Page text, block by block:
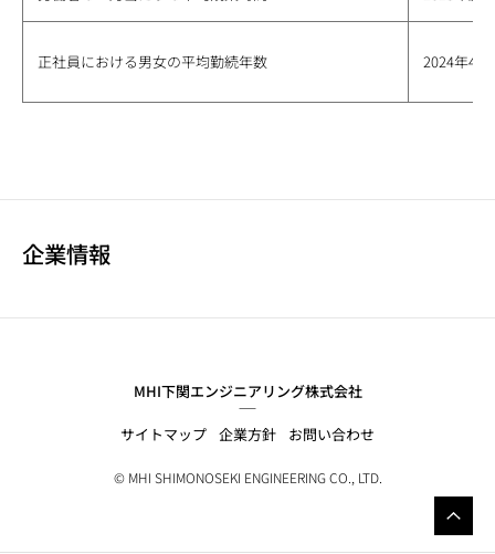
正社員における男女の平均勤続年数 2024年4
企業情報
MHI下関エンジニアリング株式会社
サイトマップ 企業方針 お問い合わせ
© MHI SHIMONOSEKI ENGINEERING CO., LTD.